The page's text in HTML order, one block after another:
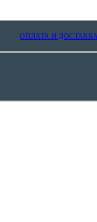
ОПЛАТА И ДОСТАВКА